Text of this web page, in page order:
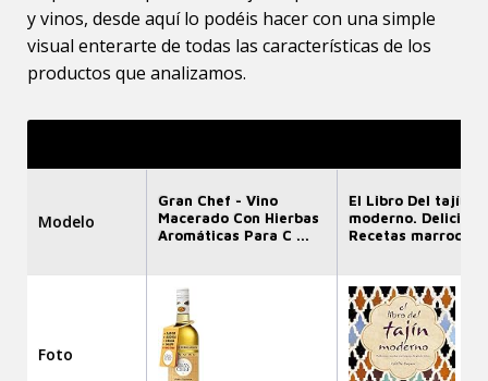
y vinos, desde aquí lo podéis hacer con una simple
visual enterarte de todas las características de los
productos que analizamos.
Modelo
Gran Chef - Vino
Macerado Con Hierbas
Aromáticas Para C ...
El Libro Del tajín
moderno.
Recetas marroquí
Foto